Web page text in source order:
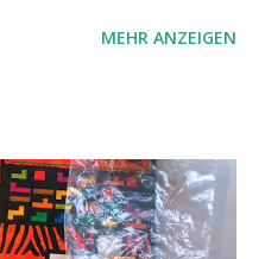
Rejchtmans Ubongo-
MEHR ANZEIGEN